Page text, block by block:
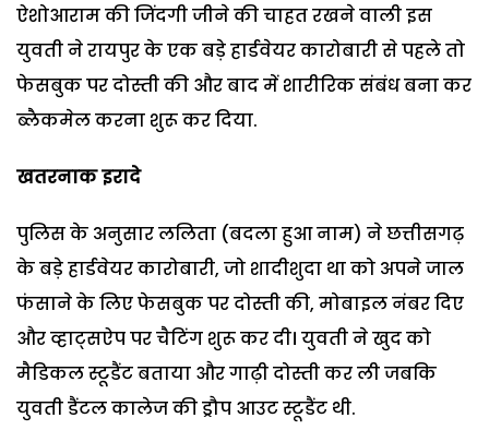
ऐशोआराम की जिंदगी जीने की चाहत रखने वाली इस
युवती ने रायपुर के एक बड़े हार्डवेयर कारोबारी से पहले तो
फेसबुक पर दोस्ती की और बाद में शारीरिक संबंध बना कर
ब्लैकमेल करना शुरू कर दिया.
खतरनाक इरादे
पुलिस के अनुसार ललिता (बदला हुआ नाम) ने छत्तीसगढ़
के बड़े हार्डवेयर कारोबारी, जो शादीशुदा था को अपने जाल
फंसाने के लिए फेसबुक पर दोस्ती की, मोबाइल नंबर दिए
और व्हाट्सऐप पर चैटिंग शुरू कर दी। युवती ने खुद को
मैडिकल स्टूडैंट बताया और गाढ़ी दोस्ती कर ली जबकि
युवती डैंटल कालेज की ड्रौप आउट स्टूडैंट थी.